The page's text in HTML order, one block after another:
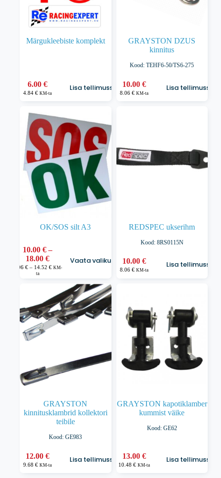
Märgukleebiste komplekt
6.00€
4.84€ KM-ta
Lisa tellimusse
GRAYSTON DZUS
kinnitus
Kood: TEHF6-50/TS6-275
10.00 €
8.06 € KM-ta
Lisa tellimusse
OK/SOS silt A3
10.00€ –
18.00€Hinnavahemik:
10.00 €
18.00 €
8.06 € – 14.52 €Hinnavahemik:
kuni
KM-
ta
Vaata valikuid
Sellel
tootel
saab
teha
tootelehel.
REDSPEC ukserihm
Kood: 8RS0115N
10.00 €
8.06 € KM-ta
Lisa tellimusse
GRAYSTON
kinnitusklambrid kollektori
teibile
Kood: GE983
12.00€
9.68€ KM-ta
Lisa tellimusse
GRAYSTON kapotiklamber
kummist väike
Kood: GE62
13.00 €
10.48 € KM-ta
Lisa tellimusse